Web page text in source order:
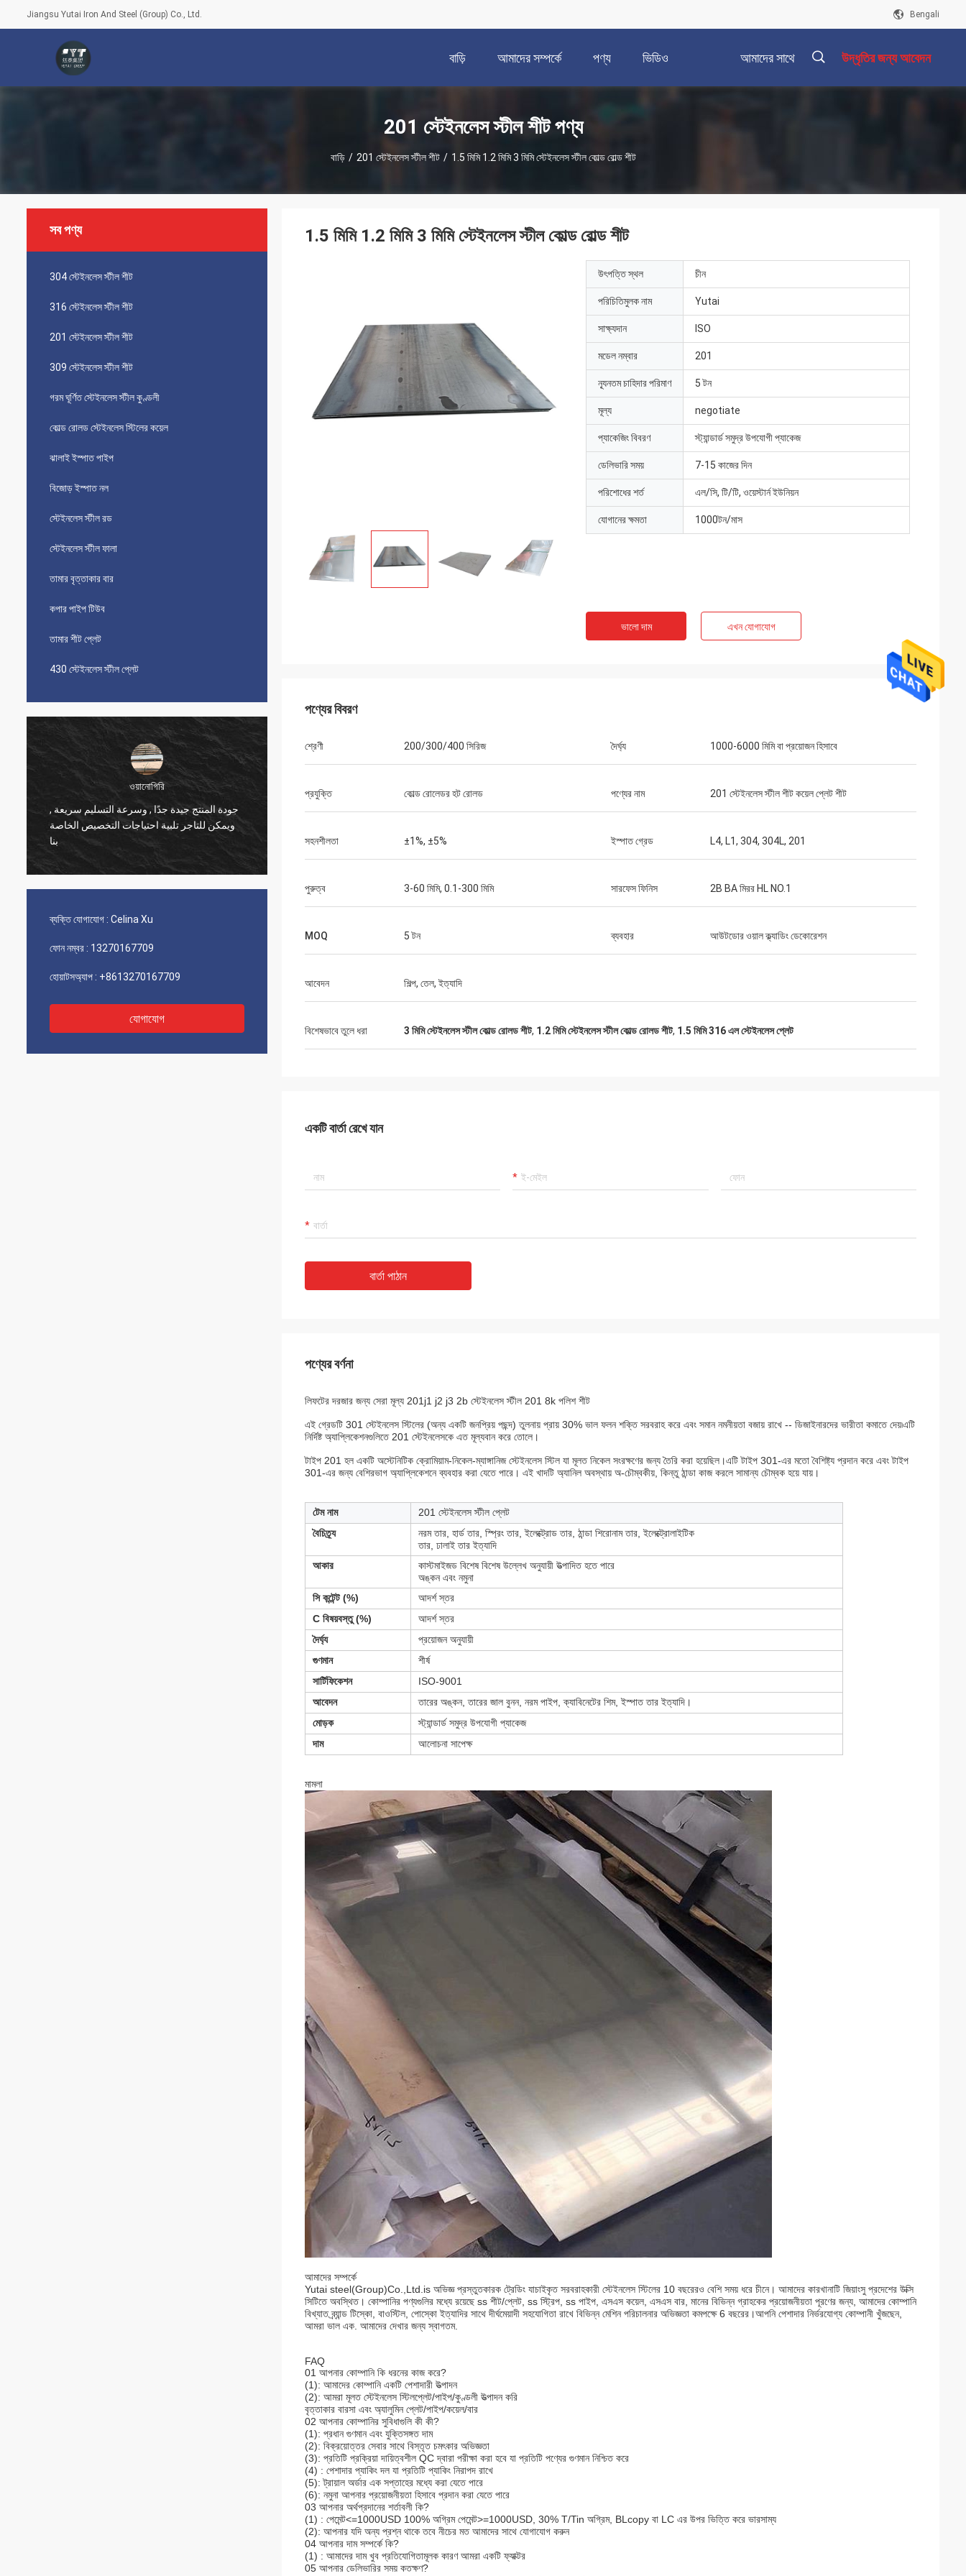
Jiangsu Yutai Iron And Steel (Group) Co., Ltd. Bengali
বাড়ি আমাদের সম্পর্কে পণ্য ভিডিও আমাদের সাথে উদ্ধৃতির জন্য আবেদন
201 স্টেইনলেস স্টীল শীট পণ্য
বাড়ি / 201 স্টেইনলেস স্টীল শীট / 1.5 মিমি 1.2 মিমি 3 মিমি স্টেইনলেস স্টীল কোল্ড রোল্ড শীট
সব পণ্য
304 স্টেইনলেস স্টীল শীট
316 স্টেইনলেস স্টীল শীট
201 স্টেইনলেস স্টীল শীট
309 স্টেইনলেস স্টীল শীট
গরম ঘূর্ণিত স্টেইনলেস স্টীল কুণ্ডলী
কোল্ড রোলড স্টেইনলেস স্টিলের কয়েল
ঝালাই ইস্পাত পাইপ
বিজোড় ইস্পাত নল
স্টেইনলেস স্টীল রড
স্টেইনলেস স্টীল ফালা
তামার বৃত্তাকার বার
কপার পাইপ টিউব
তামার শীট প্লেট
430 স্টেইনলেস স্টীল প্লেট
ওয়ানোগিরি
جودة المنتج جيدة جدًا , وسرعة التسليم سريعة ,
ويمكن للتاجر تلبية احتياجات التخصيص الخاصة
بنا
jeetsohil
ব্যক্তি যোগাযোগ : Celina Xu
ফোন নম্বর : 13270167709
হোয়াটসঅ্যাপ : +8613270167709
যোগাযোগ
1.5 মিমি 1.2 মিমি 3 মিমি স্টেইনলেস স্টীল কোল্ড রোল্ড শীট
উৎপত্তি স্থল চীন
পরিচিতিমুলক নাম Yutai
সাক্ষ্যদান ISO
মডেল নম্বার 201
ন্যূনতম চাহিদার পরিমাণ 5 টন
মূল্য negotiate
প্যাকেজিং বিবরণ স্ট্যান্ডার্ড সমুদ্র উপযোগী প্যাকেজ
ডেলিভারি সময় 7-15 কাজের দিন
পরিশোধের শর্ত এল/সি, টি/টি, ওয়েস্টার্ন ইউনিয়ন
যোগানের ক্ষমতা 1000টন/মাস
ভালো দাম এখন যোগাযোগ
পণ্যের বিবরণ
শ্রেণী 200/300/400 সিরিজ দৈর্ঘ্য 1000-6000 মিমি বা প্রয়োজন হিসাবে
প্রযুক্তি কোল্ড রোলেডর হট রোলড পণ্যের নাম 201 স্টেইনলেস স্টীল শীট কয়েল প্লেট শীট
সহনশীলতা ±1%, ±5% ইস্পাত গ্রেড L4, L1, 304, 304L, 201
পুরুত্ব 3-60 মিমি, 0.1-300 মিমি সারফেস ফিনিস 2B BA মিরর HL NO.1
MOQ 5 টন ব্যবহার আউটডোর ওয়াল ক্ল্যাডিং ডেকোরেশন
আবেদন শিল্প, তেল, ইত্যাদি
বিশেষভাবে তুলে ধরা 3 মিমি স্টেইনলেস স্টীল কোল্ড রোলড শীট, 1.2 মিমি স্টেইনলেস স্টীল কোল্ড রোলড শীট, 1.5 মিমি 316 এল স্টেইনলেস প্লেট
একটি বার্তা রেখে যান
বার্তা পাঠান
পণ্যের বর্ণনা
লিফটের দরজার জন্য সেরা মূল্য 201j1 j2 j3 2b স্টেইনলেস স্টীল 201 8k পলিশ শীট
এই গ্রেডটি 301 স্টেইনলেস স্টিলের (অন্য একটি জনপ্রিয় পছন্দ) তুলনায় প্রায় 30% ভাল ফলন শক্তি সরবরাহ করে এবং সমান নমনীয়তা বজায় রাখে -- ডিজাইনারদের ভারীতা কমাতে দেয়৷এটি
নির্দিষ্ট অ্যাপ্লিকেশনগুলিতে 201 স্টেইনলেসকে এত মূল্যবান করে তোলে।
টাইপ 201 হল একটি অস্টেনিটিক ক্রোমিয়াম-নিকেল-ম্যাঙ্গানিজ স্টেইনলেস স্টিল যা মূলত নিকেল সংরক্ষণের জন্য তৈরি করা হয়েছিল।এটি টাইপ 301-এর মতো বৈশিষ্ট্য প্রদান করে এবং টাইপ
301-এর জন্য বেশিরভাগ অ্যাপ্লিকেশনে ব্যবহার করা যেতে পারে। এই খাদটি অ্যানিল অবস্থায় অ-চৌম্বকীয়, কিন্তু ঠান্ডা কাজ করলে সামান্য চৌম্বক হয়ে যায়।
টেম নাম
201 স্টেইনলেস স্টীল প্লেট
বৈচিত্র্য
নরম তার, হার্ড তার, স্প্রিং তার, ইলেক্ট্রোড তার, ঠান্ডা শিরোনাম তার, ইলেক্ট্রোলাইটিক
তার, ঢালাই তার ইত্যাদি
আকার
কাস্টমাইজড বিশেষ বিশেষ উল্লেখ অনুযায়ী উত্পাদিত হতে পারে
অঙ্কন এবং নমুনা
সি কন্টেন্ট (%)
আদর্শ স্তর
C বিষয়বস্তু (%)
আদর্শ স্তর
দৈর্ঘ্য
প্রয়োজন অনুযায়ী
গুণমান
শীর্ষ
সার্টিফিকেশন
ISO-9001
আবেদন
তারের অঙ্কন, তারের জাল বুনন, নরম পাইপ, ক্যাবিনেটের শিম, ইস্পাত তার ইত্যাদি।
মোড়ক
স্ট্যান্ডার্ড সমুদ্র উপযোগী প্যাকেজ
দাম
আলোচনা সাপেক্ষ
মামলা
আমাদের সম্পর্কে
Yutai steel(Group)Co.,Ltd.is অভিজ্ঞ প্রস্তুতকারক ট্রেডিং যাচাইকৃত সরবরাহকারী স্টেইনলেস স্টিলের 10 বছরেরও বেশি সময় ধরে চীনে। আমাদের কারখানাটি জিয়াংসু প্রদেশের উক্সি
সিটিতে অবস্থিত। কোম্পানির পণ্যগুলির মধ্যে রয়েছে ss শীট/প্লেট, ss স্ট্রিপ, ss পাইপ, এসএস কয়েল, এসএস বার, মানের বিভিন্ন গ্রাহকের প্রয়োজনীয়তা পূরণের জন্য, আমাদের কোম্পানি
বিখ্যাত ব্র্যান্ড টিস্কো, বাওস্টিল, পোস্কো ইত্যাদির সাথে দীর্ঘমেয়াদী সহযোগিতা রাখে বিভিন্ন মেশিন পরিচালনার অভিজ্ঞতা কমপক্ষে 6 বছরের।আপনি পেশাদার নির্ভরযোগ্য কোম্পানী খুঁজছেন,
আমরা ভাল এক. আমাদের দেখার জন্য স্বাগতম.
FAQ
01 আপনার কোম্পানি কি ধরনের কাজ করে?
(1): আমাদের কোম্পানি একটি পেশাদারী উত্পাদন
(2): আমরা মূলত স্টেইনলেস স্টিলপ্লেট/পাইপ/কুণ্ডলী উত্পাদন করি
বৃত্তাকার বারসা এবং অ্যালুমিন প্লেট/পাইপ/কয়েল/বার
02 আপনার কোম্পানির সুবিধাগুলি কী কী?
(1): প্রধান গুণমান এবং যুক্তিসঙ্গত দাম
(2): বিক্রয়োত্তর সেবার সাথে বিস্তৃত চমৎকার অভিজ্ঞতা
(3): প্রতিটি প্রক্রিয়া দায়িত্বশীল QC দ্বারা পরীক্ষা করা হবে যা প্রতিটি পণ্যের গুণমান নিশ্চিত করে
(4) : পেশাদার প্যাকিং দল যা প্রতিটি প্যাকিং নিরাপদ রাখে
(5): ট্রায়াল অর্ডার এক সপ্তাহের মধ্যে করা যেতে পারে
(6): নমুনা আপনার প্রয়োজনীয়তা হিসাবে প্রদান করা যেতে পারে
03 আপনার অর্থপ্রদানের শর্তাবলী কি?
(1) : পেমেন্ট<=1000USD 100% অগ্রিম পেমেন্ট>=1000USD, 30% T/Tin অগ্রিম, BLcopy বা LC এর উপর ভিত্তি করে ভারসাম্য
(2): আপনার যদি অন্য প্রশ্ন থাকে তবে নীচের মত আমাদের সাথে যোগাযোগ করুন
04 আপনার দাম সম্পর্কে কি?
(1) : আমাদের দাম খুব প্রতিযোগিতামূলক কারণ আমরা একটি ফ্যাক্টর
05 আপনার ডেলিভারির সময় কতক্ষণ?